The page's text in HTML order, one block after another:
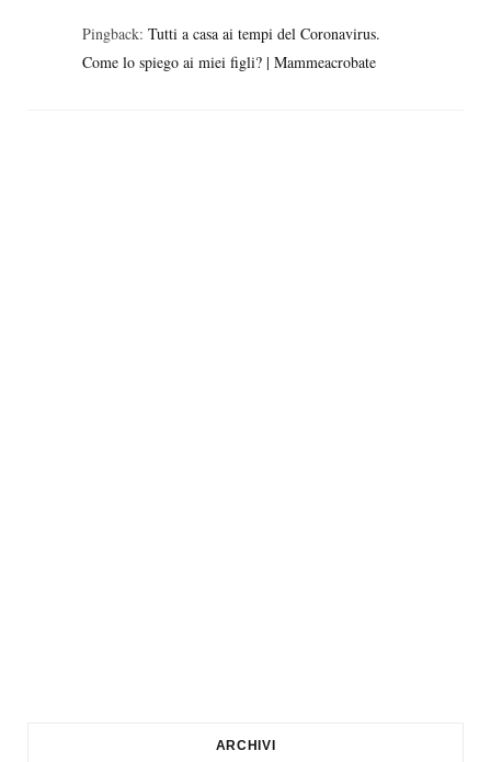
Pingback: Tutti a casa ai tempi del Coronavirus.
Come lo spiego ai miei figli? | Mammeacrobate
ARCHIVI